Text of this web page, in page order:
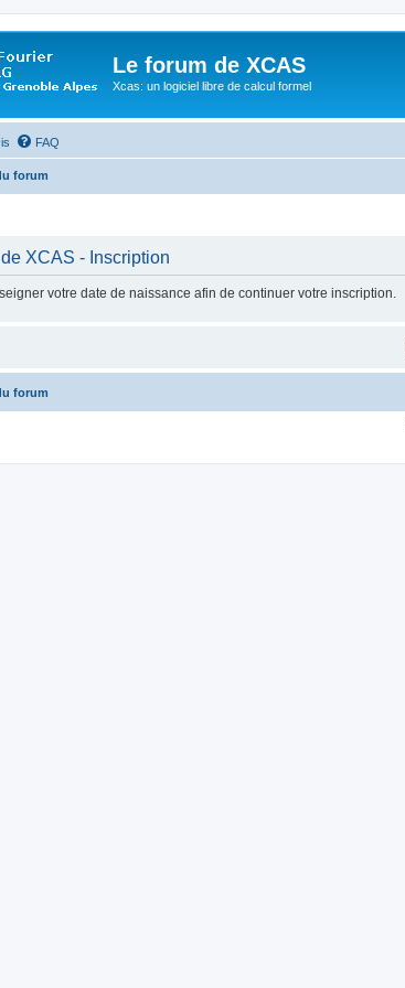
Le forum de XCAS
Xcas: un logiciel libre de calcul formel
FAQ
forum
XCAS - Inscription
votre date de naissance afin de continuer votre inscription.
forum